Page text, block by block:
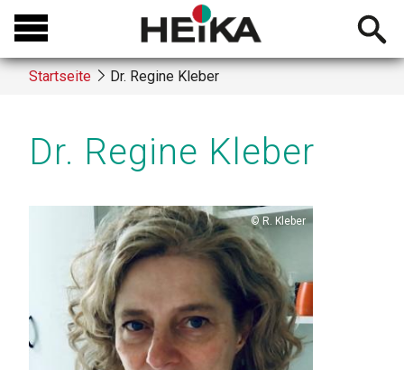
Direkt
zum
Inhalt
Open
Startseite Dr. Regine Kleber
Dr. Regine Kleber
Copyright
R. Kleber